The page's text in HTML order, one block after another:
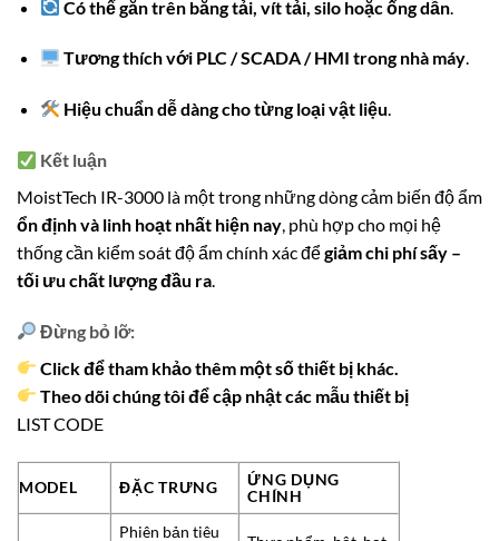
Có thể gắn trên băng tải, vít tải, silo hoặc ống dẫn
Tương thích với PLC / SCADA / HMI trong nhà máy.
Hiệu chuẩn dễ dàng cho từng loại vật liệu.
Kết luận
MoistTech IR-3000 là một trong những dòng cảm biến độ ẩm
ổn định và linh hoạt nhất hiện nay, phù hợp cho mọi hệ
thống cần kiểm soát độ ẩm chính xác đểgiảm chi phí sấy –
tối ưu chất lượng đầu ra.
Đừng bỏ lỡ:
Click để tham khảo thêm một số thiết bị khác.
Theo dõi chúng tôi để cập nhật các mẫu thiết bị
LIST CODE
MODEL ĐẶC TRƯNG
ỨNG DỤNG
CHÍNH
Phiên bản tiêu